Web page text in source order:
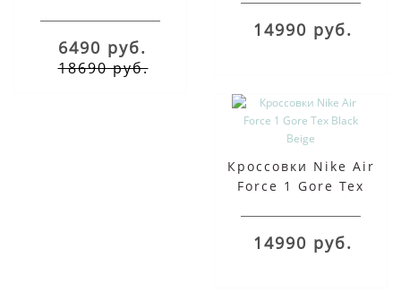
6490 руб.
18690 руб.
14990 руб.
Кроссовки Nike Air
Force 1 Gore Tex
14990 руб.